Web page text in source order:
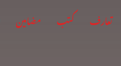
مضامین کتب تعارف